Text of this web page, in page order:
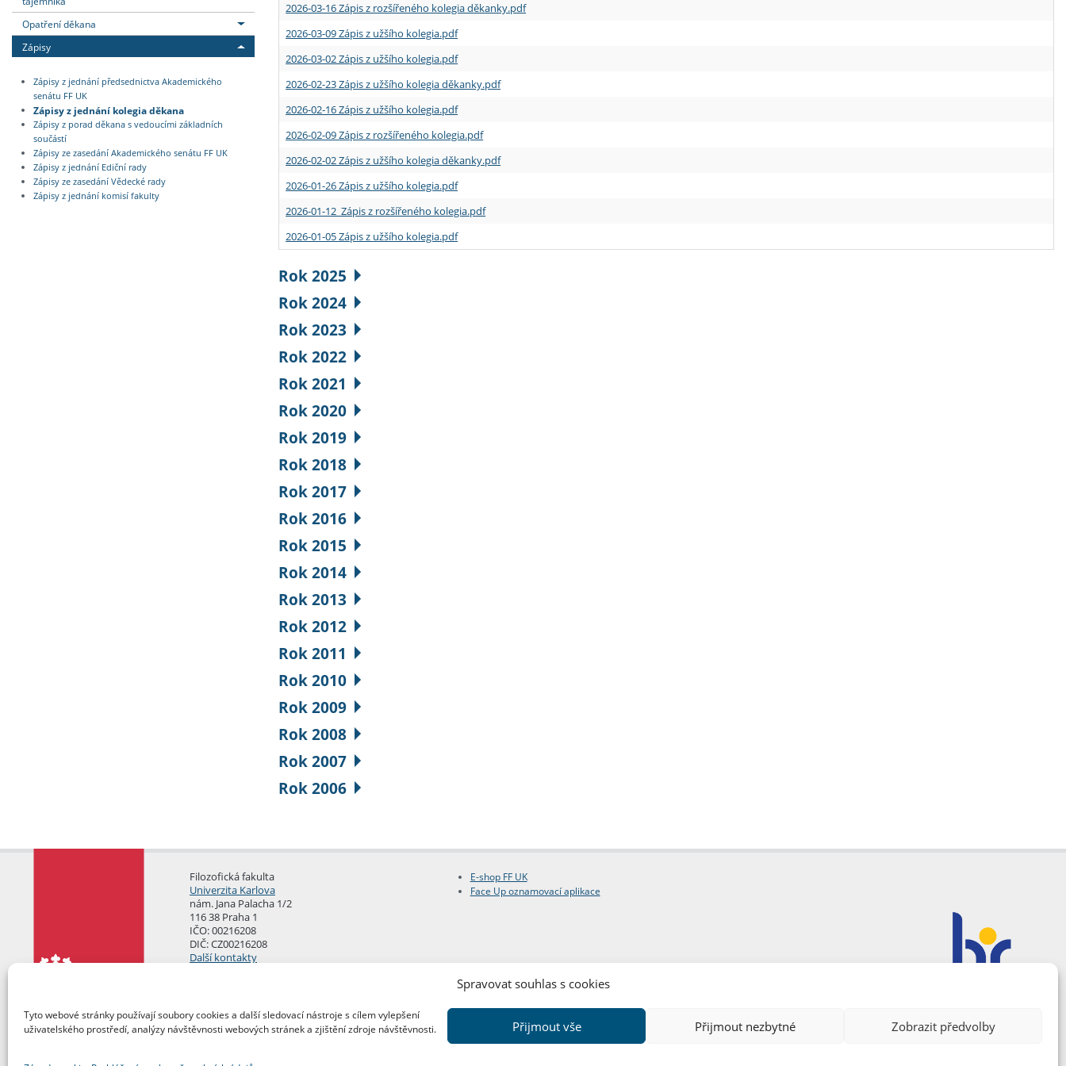
Spravovat souhlas s cookies
Tyto webové stránky používají soubory cookies a další sledovací nástroje s cílem vylepšení
uživatelského prostředí, analýzy návštěvnosti webových stránek a zjištění zdroje návštěvnosti.
Přijmout vše Přijmout nezbytné Zobrazit předvolby
Opatření děkana
Zápisy
Zápisy z jednání předsednictva Akademického
senátu FF UK
Zápisy z jednání kolegia děkana
Zápisy z porad děkana s vedoucími základních
součástí
Zápisy ze zasedání Akademického senátu FF UK
Zápisy z jednání Ediční rady
Zápisy ze zasedání Vědecké rady
Zápisy z jednání komisí fakulty
2026-03-16 Zápis z rozšířeného kolegia děkanky.pdf
2026-03-09 Zápis z užšího kolegia.pdf
2026-03-02 Zápis z užšího kolegia.pdf
2026-02-23 Zápis z užšího kolegia děkanky.pdf
2026-02-16 Zápis z užšího kolegia.pdf
2026-02-09 Zápis z rozšířeného kolegia.pdf
2026-02-02 Zápis z užšího kolegia děkanky.pdf
2026-01-26 Zápis z užšího kolegia.pdf
2026-01-12 Zápis z rozšířeného kolegia.pdf
2026-01-05 Zápis z užšího kolegia.pdf
Rok 2025
Rok 2024
Rok 2023
Rok 2022
Rok 2021
Rok 2020
Rok 2019
Rok 2018
Rok 2017
Rok 2016
Rok 2015
Rok 2014
Rok 2013
Rok 2012
Rok 2011
Rok 2010
Rok 2009
Rok 2008
Rok 2007
Rok 2006
Filozofická fakulta
Univerzita Karlova
nám. Jana Palacha 1/2
116 38 Praha 1
IČO: 00216208
DIČ: CZ00216208
Další kontakty
E-shop FF UK
Face Up oznamovací aplikace